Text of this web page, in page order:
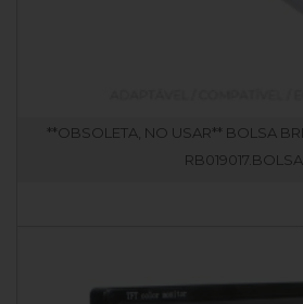
**OBSOLETA, NO USAR** BOLSA
RB019017.BOLSA